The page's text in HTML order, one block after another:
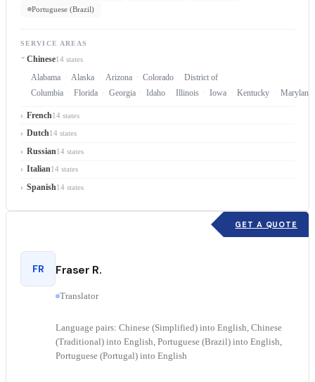
Portuguese (Brazil)
SERVICE AREAS
Chinese14 states
Alabama Alaska Arizona Colorado
District of
Columbia
Florida Georgia Idaho Illinois Iowa Kentucky Maryland
French14 states
Dutch14 states
Russian14 states
Italian14 states
Spanish14 states
GET A QUOTE
FR Fraser R.
Translator
Language pairs: Chinese (Simplified) into English, Chinese
(Traditional) into English, Portuguese (Brazil) into English,
Portuguese (Portugal) into English